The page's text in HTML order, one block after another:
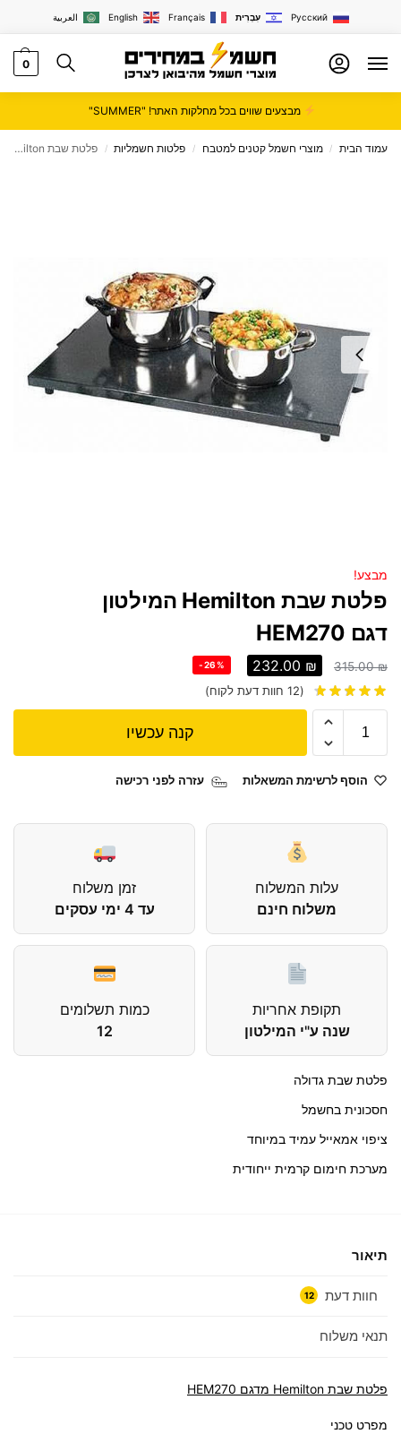
العربية English Français עִבְרִית Русский
0
מבצעים שווים בכל מחלקות האתר! "SUMMER"
עמוד הבית / מוצרי חשמל קטנים למטבח / פלטות חשמליות / פלטת שבת Hemilton המילטון דגם HEM270
מבצע!
פלטת שבת Hemilton המילטון
דגם HEM270
315.00₪
232.00 ₪
-26%
(
12 חוות דעת לקוח)
קנה עכשיו
הוסף לרשימת המשאלות עזרה לפני רכישה
עלות המשלוח
משלוח חינם
זמן משלוח
עד 4 ימי עסקים
תקופת אחריות
שנה ע"י המילטון
כמות תשלומים
12
פלטת שבת גדולה
חסכונית בחשמל
ציפוי אמאייל עמיד במיוחד
מערכת חימום קרמית ייחודית
תיאור
חוות דעת 12
תנאי משלוח
פלטת שבת Hemilton מדגם HEM270
מפרט טכני